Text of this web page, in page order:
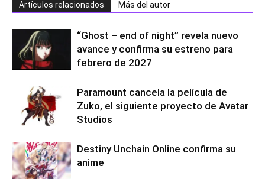
Artículos relacionados Más del autor
“Ghost – end of night” revela nuevo
avance y confirma su estreno para
febrero de 2027
Paramount cancela la película de
Zuko, el siguiente proyecto de Avatar
Studios
Destiny Unchain Online confirma su
anime